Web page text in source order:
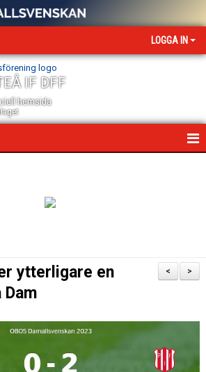
LOGGA IN
IF DFF
hemsida
>
<
ytterligare en